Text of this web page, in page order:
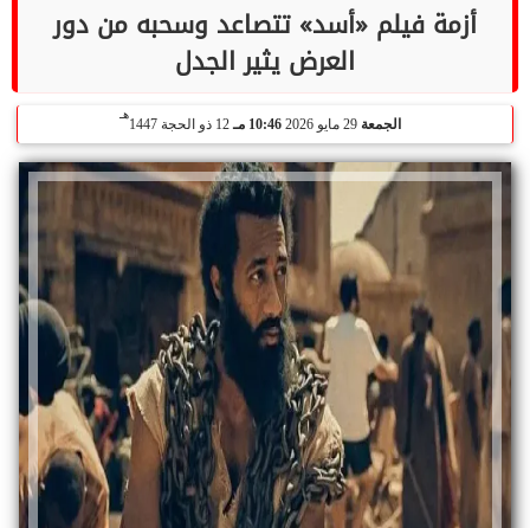
أزمة فيلم «أسد» تتصاعد وسحبه من دور
العرض يثير الجدل
الجمعة 10:46 مـ 12 ذو الحجة 1447
هـ